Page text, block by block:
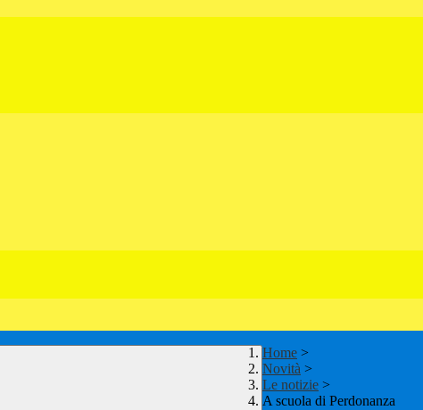
Home >
Novità >
Le notizie >
A scuola di Perdonanza